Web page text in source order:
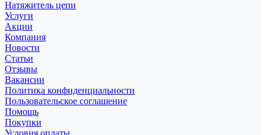
Натяжитель цепи
Услуги
Акции
Компания
Новости
Статьи
Отзывы
Вакансии
Политика конфиденциальности
Пользовательское соглашение
Помощь
Покупки
Условия оплаты